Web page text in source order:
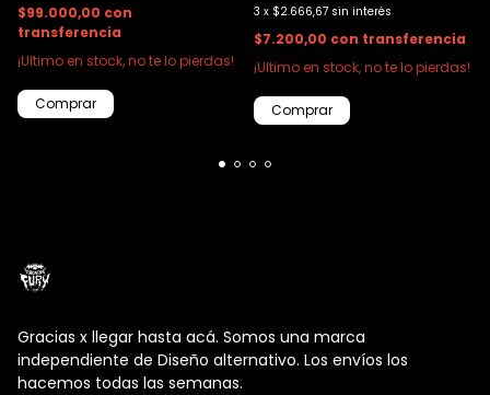
$99.000,00 con
transferencia
¡Ultimo en stock, no te lo pierdas!
Comprar
3 x $2.666,67 sin interés
$7.200,00 con transferencia
¡Ultimo en stock, no te lo pierdas!
Comprar
Gracias x llegar hasta acá. Somos una marca
independiente de Diseño alternativo. Los envíos los
hacemos todas las semanas.